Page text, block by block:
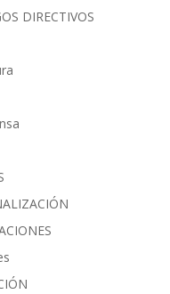
DIRECTIVOS